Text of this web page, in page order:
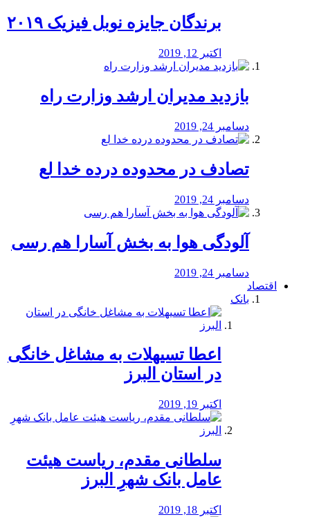
برندگان جایزه نوبل فیزیک ۲۰۱۹
اکتبر 12, 2019
بازدید مدیران ارشد وزارت راه
دسامبر 24, 2019
تصادف در محدوده درده خدا لع
دسامبر 24, 2019
آلودگی هوا به بخش آسارا هم رسی
دسامبر 24, 2019
اقتصاد
بانک
️اعطا تسیهلات به مشاغل خانگی
در استان البرز
اکتبر 19, 2019
سلطانی مقدم، ریاست هیئت
عامل بانک شهرِ البرز
اکتبر 18, 2019